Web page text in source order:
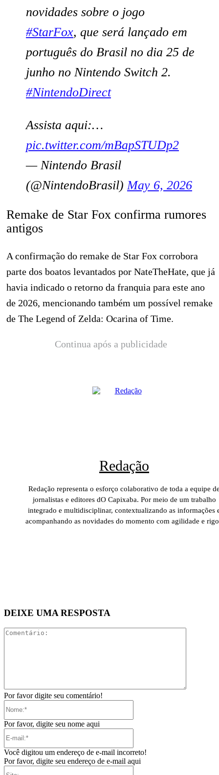
novidades sobre o jogo
#StarFox, que será lançado em
português do Brasil no dia 25 de
junho no Nintendo Switch 2.
#NintendoDirect
Assista aqui:…
pic.twitter.com/mBapSTUDp2
— Nintendo Brasil
(@NintendoBrasil)May 6, 2026
Remake de Star Fox confirma rumores
antigos
A confirmação do remake de Star Fox corrobora
parte dos boatos levantados por NateTheHate, que já
havia indicado o retorno da franquia para este ano
de 2026, mencionando também um possível remake
de The Legend of Zelda: Ocarina of Time.
Continua após a publicidade
Redação
Redação representa o esforço colaborativo de toda a equipe
jornalistas e editores dO Capixaba. Por meio de um trabalho
integrado e multidisciplinar, contextualizando as informações
acompanhando as novidades do momento com agilidade e
DEIXE UMA RESPOSTA
Por favor digite seu comentário!
Por favor, digite seu nome aqui
Você digitou um endereço de e-mail incorreto!
Por favor, digite seu endereço de e-mail aqui